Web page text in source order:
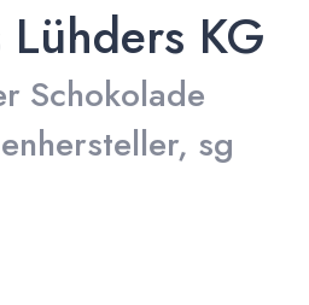
Lühders KG
Schokolade
sg